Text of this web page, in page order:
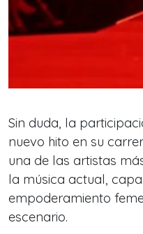
Sin duda, la
nuevo hito en su
una de las artistas
la música actual,
empoderamiento
escenario.